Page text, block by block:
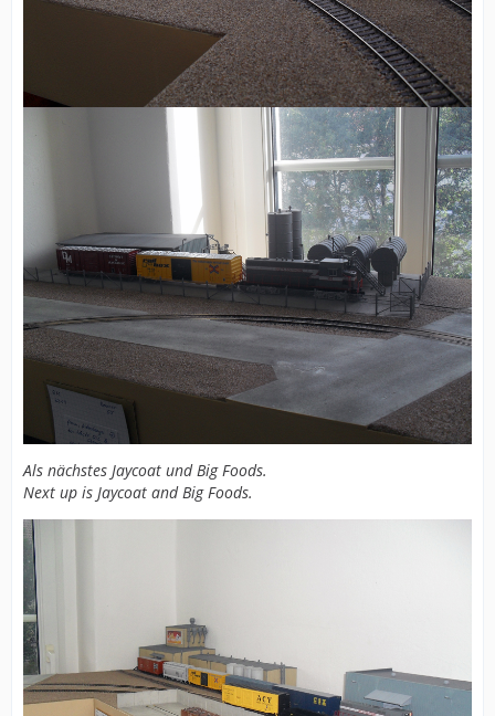
Als nächstes Jaycoat und Big Foods.
Next up is Jaycoat and Big Foods.